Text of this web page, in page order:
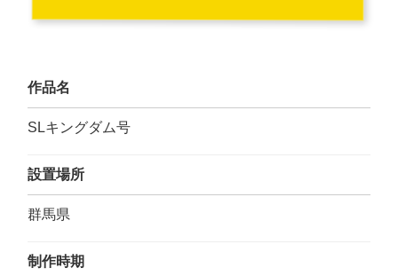
作品名
SLキングダム号
設置場所
群馬県
制作時期